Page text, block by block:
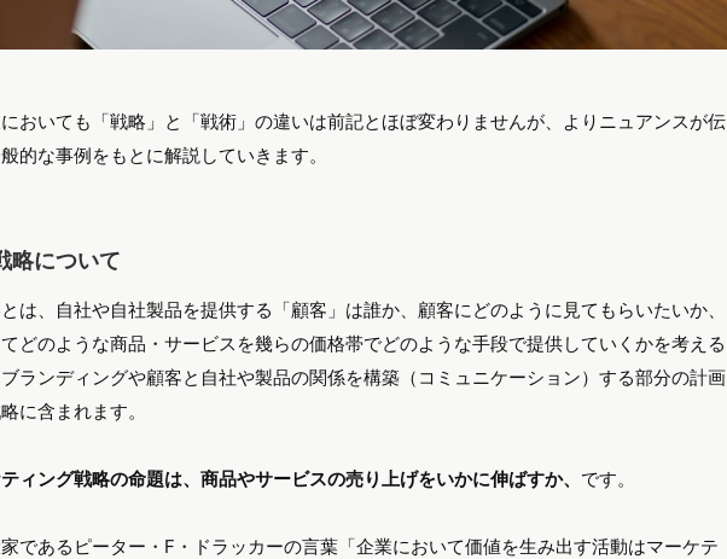
おいても「戦略」と「戦術」の違いは前記とほぼ変わりませんが、よりニュアンスが伝
的な事例をもとに解説していきます。
略について
は、自社や自社製品を提供する「顧客」は誰か、顧客にどのように見てもらいたいか、
どのような商品・サービスを幾らの価格帯でどのような手段で提供していくかを考える
ランディングや顧客と自社や製品の関係を構築（コミュニケーション）する部分の計画
に含まれます。
ィング戦略の命題は、商品やサービスの売り上げをいかに伸ばすか、 です。
であるピーター・F・ドラッカーの言葉「企業において価値を生み出す活動はマーケテ